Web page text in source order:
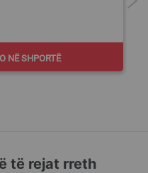
NË SHPORTË
të rejat rreth